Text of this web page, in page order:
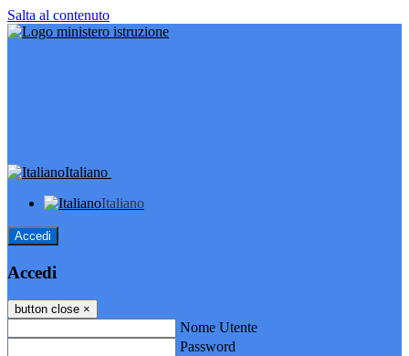
Salta al contenuto
Italiano
Italiano
Accedi
Accedi
button close ×
Nome Utente
Password